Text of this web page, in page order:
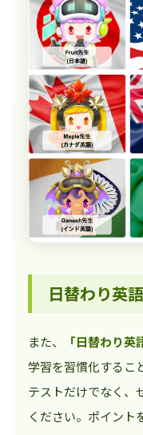
日替わり英
また、 「日替わり英
学習を習慣化するこ
テストだけでなく、
ください。ポイント